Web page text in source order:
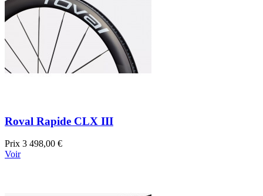
Roval Rapide CLX III
Prix 3 498,00 €
Voir